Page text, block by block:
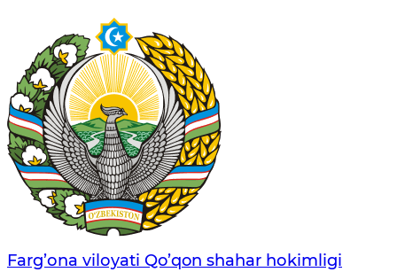
Farg’оnа vilоyati Qo’qon shahar hоkimligi